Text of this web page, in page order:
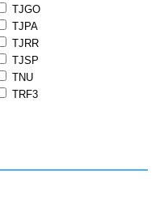
TJGO
TJPA
TJRR
TJSP
TNU
TRF3